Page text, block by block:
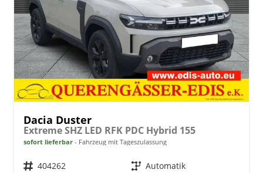
Dacia Duster
Extreme SHZ LED RFK PDC Hybrid 155
sofort lieferbar Fahrzeug mit Tageszulassung
Fahrzeugnr. 404262 Getriebe Automatik